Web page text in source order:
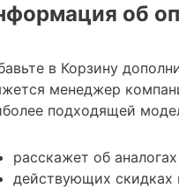
об
в Корзину
менеджер
подходящей
расскажет об
действующих скидках